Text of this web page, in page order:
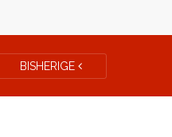
BISHERIGE